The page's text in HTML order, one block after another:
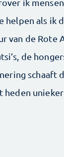
ik
helpen als ik
van de Rote
de
schaaft
heden